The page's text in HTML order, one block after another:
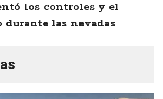
los controles y el
durante las nevadas